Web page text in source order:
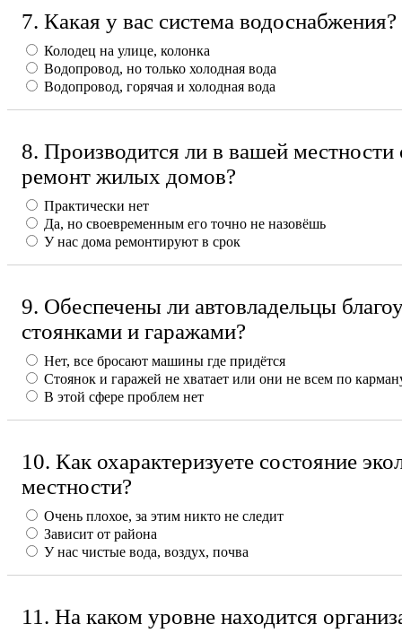
7. Какая у вас система водоснабжения?
Колодец на улице, колонка
Водопровод, но только холодная вода
Водопровод, горячая и холодная вода
8. Производится ли в вашей
ремонт жилых домов?
Практически нет
Да, но своевременным его точно не назовёшь
У нас дома ремонтируют в срок
9. Обеспечены ли автовладельцы
стоянками и гаражами?
Нет, все бросают машины где придётся
Стоянок и гаражей не хватает или они не всем по
В этой сфере проблем нет
10. Как охарактеризуете состояние
местности?
Очень плохое, за этим никто не следит
Зависит от района
У нас чистые вода, воздух, почва
11. На каком уровне находится